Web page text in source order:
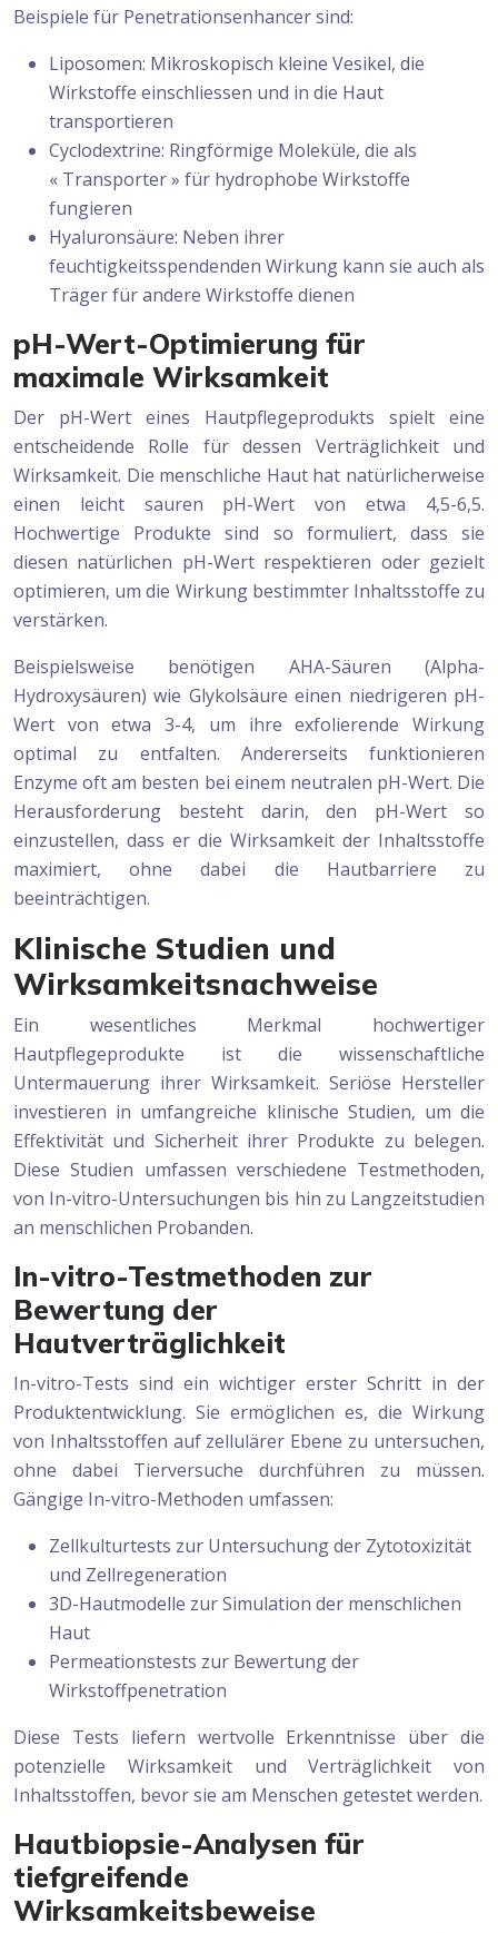
Beispiele für Penetrationsenhancer sind:
Liposomen: Mikroskopisch kleine Vesikel, die
Wirkstoffe einschliessen und in die Haut
transportieren
Cyclodextrine: Ringförmige Moleküle, die als
« Transporter » für hydrophobe Wirkstoffe
fungieren
Hyaluronsäure: Neben ihrer
feuchtigkeitsspendenden Wirkung kann sie auch als
Träger für andere Wirkstoffe dienen
pH-Wert-Optimierung für
maximale Wirksamkeit
Der pH-Wert eines Hautpflegeprodukts spielt eine
entscheidende Rolle für dessen Verträglichkeit und
Wirksamkeit. Die menschliche Haut hat natürlicherweise
einen leicht sauren pH-Wert von etwa 4,5-6,5.
Hochwertige Produkte sind so formuliert, dass sie
diesen natürlichen pH-Wert respektieren oder gezielt
optimieren, um die Wirkung bestimmter Inhaltsstoffe zu
verstärken.
Beispielsweise benötigen AHA-Säuren (Alpha-
Hydroxysäuren) wie Glykolsäure einen niedrigeren pH-
Wert von etwa 3-4, um ihre exfolierende Wirkung
optimal zu entfalten. Andererseits funktionieren
Enzyme oft am besten bei einem neutralen pH-Wert. Die
Herausforderung besteht darin, den pH-Wert so
einzustellen, dass er die Wirksamkeit der Inhaltsstoffe
maximiert, ohne dabei die Hautbarriere zu
beeinträchtigen.
Klinische Studien und
Wirksamkeitsnachweise
Ein wesentliches Merkmal hochwertiger
Hautpflegeprodukte ist die wissenschaftliche
Untermauerung ihrer Wirksamkeit. Seriöse Hersteller
investieren in umfangreiche klinische Studien, um die
Effektivität und Sicherheit ihrer Produkte zu belegen.
Diese Studien umfassen verschiedene Testmethoden,
von In-vitro-Untersuchungen bis hin zu Langzeitstudien
an menschlichen Probanden.
In-vitro-Testmethoden zur
Bewertung der
Hautverträglichkeit
In-vitro-Tests sind ein wichtiger erster Schritt in der
Produktentwicklung. Sie ermöglichen es, die Wirkung
von Inhaltsstoffen auf zellulärer Ebene zu untersuchen,
ohne dabei Tierversuche durchführen zu müssen.
Gängige In-vitro-Methoden umfassen:
Zellkulturtests zur Untersuchung der Zytotoxizität
und Zellregeneration
3D-Hautmodelle zur Simulation der menschlichen
Haut
Permeationstests zur Bewertung der
Wirkstoffpenetration
Diese Tests liefern wertvolle Erkenntnisse über die
potenzielle Wirksamkeit und Verträglichkeit von
Inhaltsstoffen, bevor sie am Menschen getestet werden.
Hautbiopsie-Analysen für
tiefgreifende
Wirksamkeitsbeweise